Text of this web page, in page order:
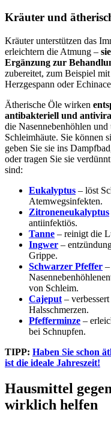
Kräuter und
Kräuter unterstützen das
erleichtern die Atmung –
Ergänzung zur
zubereitet, zum Beispiel
Herzgespann oder
Ätherische Öle wirken
antibakteriell und
die Nasennebenhöhlen
Schleimhäute. Sie können
geben Sie sie ins
oder tragen Sie sie
sind:
Eukalyptus – löst
Atemwegsinfekten.
Zitroneneukalyptus
antiinfektiös.
Tanne – reinigt die
Ingwer –
Grippe.
Schwarzer Pfeffer
von Schleim.
Cajeput –
Halsschmerzen.
Pfefferminze –
bei Schnupfen.
TIPP: Haben Sie schon
ist die ideale Jahreszeit!
Hausmittel
wirklich helfen